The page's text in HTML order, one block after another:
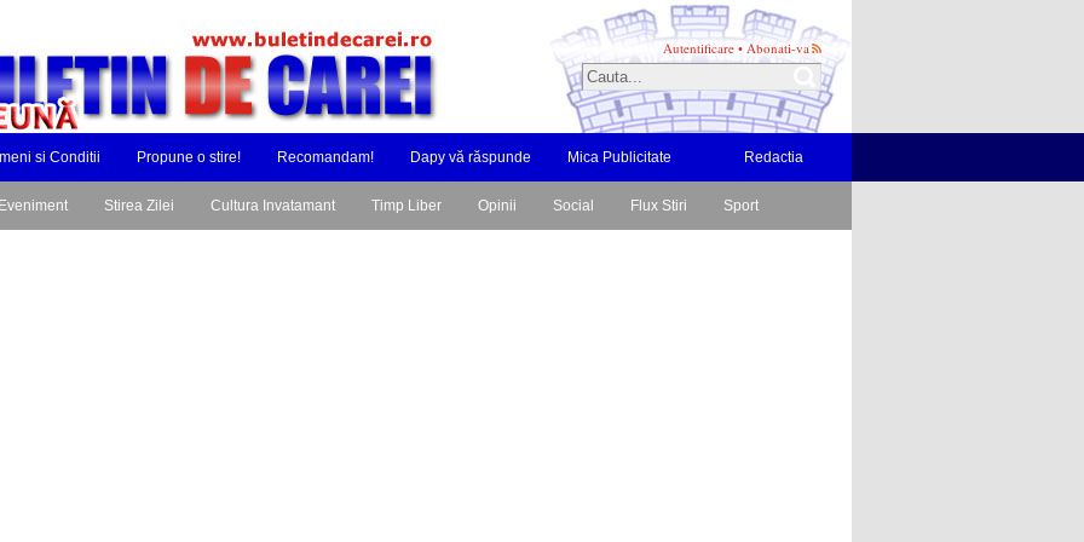
Autentificare • Abonati-va
si Conditii Propune o stire! Recomandam! Dapy vă răspunde Mica Publicitate Redactia
Stirea Zilei Cultura Invatamant Timp Liber Opinii Social Flux Stiri Sport